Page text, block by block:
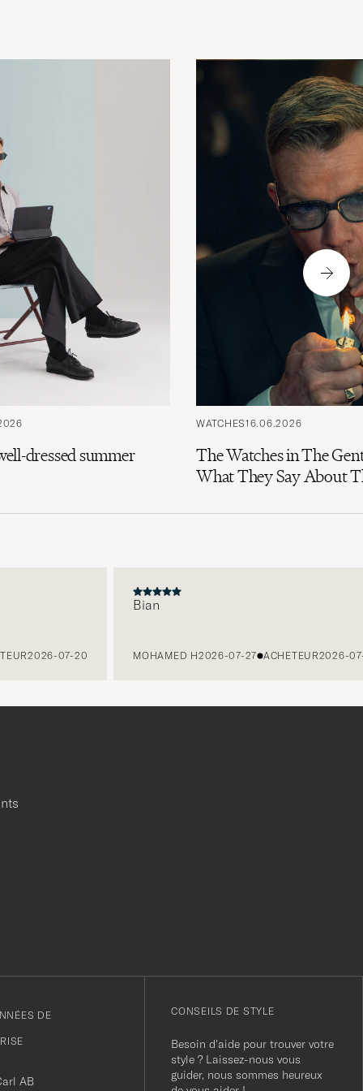
dressed summer
WATCHES16.06.2026
The Watches in The
What They Say About
2026-07-20
Bian
MOHAMED H2026-07-27 ACHETEUR2026-07-
DE
AB
CONSEILS DE STYLE
Besoin d'aide pour trouver votre
style ? Laissez-nous vous
guider, nous sommes heureux